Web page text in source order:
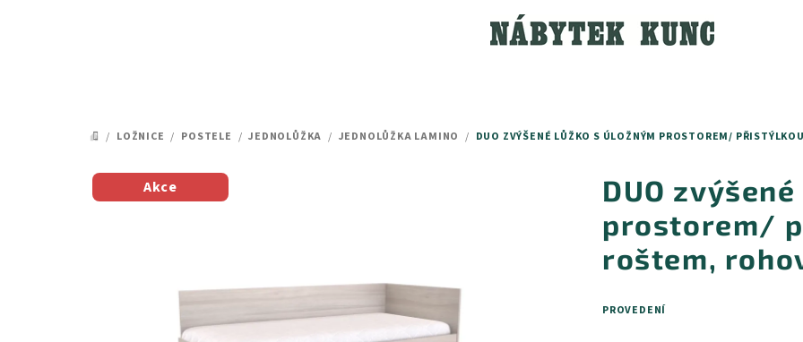
DOMŮ
/ LOŽNICE / POSTELE / JEDNOLŮŽKA / JEDNOLŮŽKA LAMINO / DUO ZVÝŠENÉ LŮŽKO S ÚLOŽNÝM PROSTOREM/
DUO
prostorem/
roštem,
PROVEDENÍ
Akce